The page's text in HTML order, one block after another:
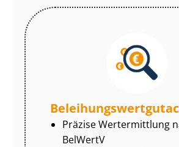
Präzise Wertermittlung
BelWertV